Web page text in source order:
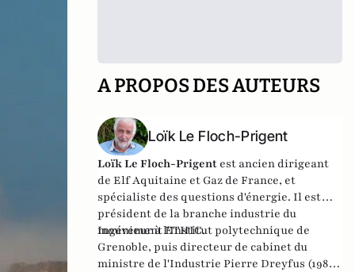
A PROPOS DES AUTEURS
Loïk Le Floch-Prigent
Loïk Le Floch-Prigent est ancien dirigeant
de Elf Aquitaine et Gaz de France, et
spécialiste des questions d'énergie. Il est
président de la branche industrie du
mouvement ETHIC.
Ingénieur à l'Institut polytechnique de
Grenoble, puis directeur de cabinet du
ministre de l'Industrie Pierre Dreyfus (1981-